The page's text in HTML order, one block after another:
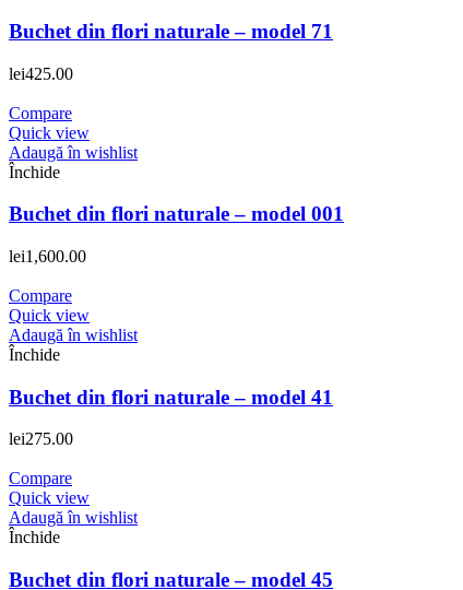
Buchet din flori naturale – model 71
lei425.00
Compare
Quick view
Adaugă în wishlist
Închide
Buchet din flori naturale – model 001
lei1,600.00
Compare
Quick view
Adaugă în wishlist
Închide
Buchet din flori naturale – model 41
lei275.00
Compare
Quick view
Adaugă în wishlist
Închide
Buchet din flori naturale – model 45